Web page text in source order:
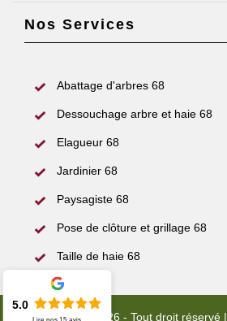
Nos Services
Abattage d'arbres 68
Dessouchage arbre et haie 68
Elagueur 68
Jardinier 68
Paysagiste 68
Pose de clôture et grillage 68
Taille de haie 68
© 2022 - 2026 - Tout droit réservé |
5.0